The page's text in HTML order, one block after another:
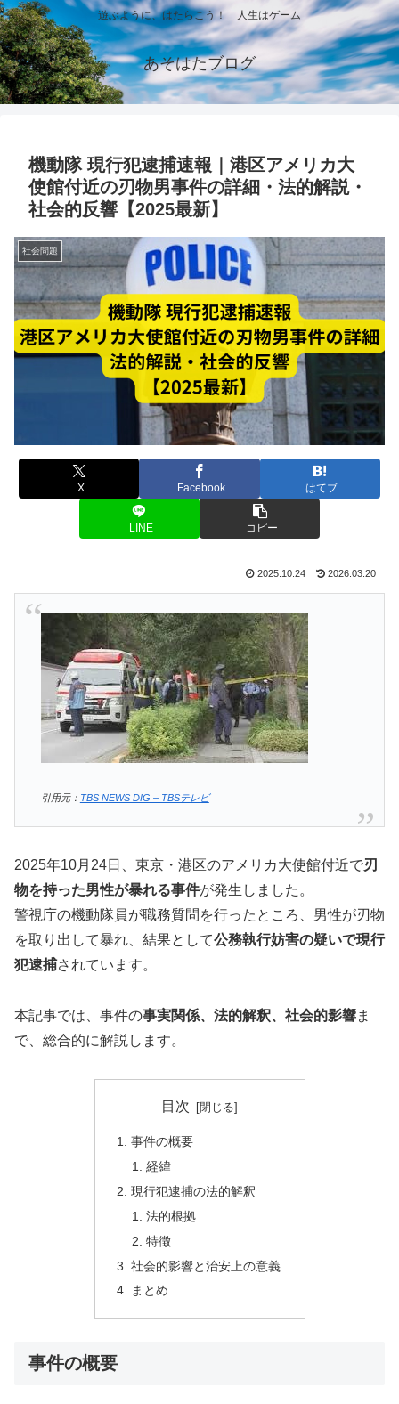
遊ぶように、はたらこう！ 人生はゲーム
あそはたブログ
機動隊 現行犯逮捕速報｜港区アメリカ大
使館付近の刃物男事件の詳細・法的解説・
社会的反響【2025最新】
社会問題
X Facebook はてブ
LINE コピー
2025.10.24 2026.03.20
引用元： TBS NEWS DIG – TBSテレビ
2025年10月24日、東京・港区のアメリカ大使館付近で刃
物を持った男性が暴れる事件が発生しました。
警視庁の機動隊員が職務質問を行ったところ、男性が刃物
を取り出して暴れ、結果として公務執行妨害の疑いで現行
犯逮捕されています。
本記事では、事件の事実関係、法的解釈、社会的影響ま
で、総合的に解説します。
目次
事件の概要
経緯
現行犯逮捕の法的解釈
法的根拠
特徴
社会的影響と治安上の意義
まとめ
事件の概要